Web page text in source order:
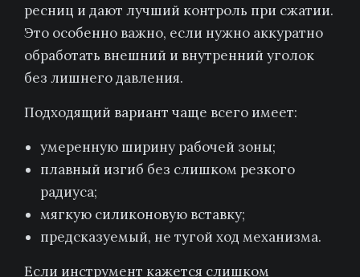
ресниц и дают лучший контроль при сжатии.
Это особенно важно, если нужно аккуратно
обработать внешний и внутренний уголок
без лишнего давления.
Подходящий вариант чаще всего имеет:
умеренную ширину рабочей зоны;
плавный изгиб без слишком резкого
радиуса;
мягкую силиконовую вставку;
предсказуемый, не тугой ход механизма.
Если инструмент кажется слишком